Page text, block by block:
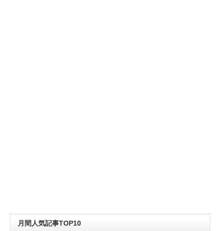
月間人気記事TOP10